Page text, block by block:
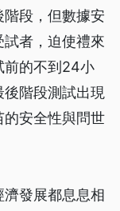
段，但數據安
者，迫使禮來
前的不到24小
階段測試出現
安全性與問世
發展都息息相